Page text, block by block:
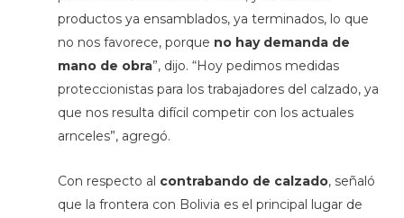
productos ya ensamblados, ya terminados, lo que
no nos favorece, porque no hay demanda de
mano de obra”, dijo. “Hoy pedimos medidas
proteccionistas para los trabajadores del calzado, ya
que nos resulta difícil competir con los actuales
arnceles”, agregó.
Con respecto al contrabando de calzado, señaló
que la frontera con Bolivia es el principal lugar de